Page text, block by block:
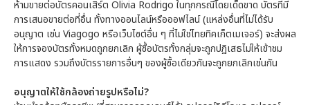
ห้ามขายต่อบัตรคอนเสิร์ต Olivia Rodrigo ในทุกกรณีโดยเด็ดขาด บัตรที่มี
การเสนอขายต่อที่อื่น ทั้งทางออนไลน์หรือออฟไลน์ (แหล่งอื่นที่ไม่ได้รับ
อนุญาต เช่น Viagogo หรือเว็บไซต์อื่น ๆ ที่ไม่ใช่ไทยทิคเก็ตเมเจอร์) จะส่งผล
ให้การจองบัตรทั้งหมดถูกยกเลิก ผู้ซื้อบัตรทั้งกลุ่มจะถูกปฏิเสธไม่ให้เข้าชม
การแสดง รวมถึงบัตรรายการอื่นๆ ของผู้ซื้อเดียวกันจะถูกยกเลิกเช่นกัน
อนุญาตให้ใช้กล้องถ่ายรูปหรือไม่?